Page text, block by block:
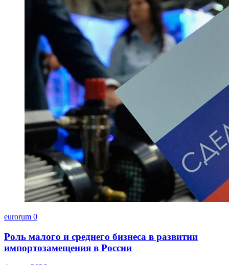
eurorum 0
Роль малого и среднего бизнеса в развитии
импортозамещения в России